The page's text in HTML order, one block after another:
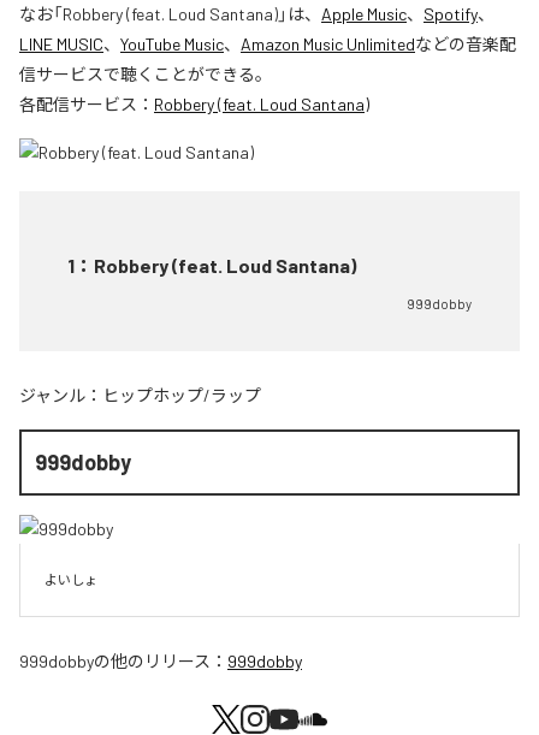
なお「Robbery (feat. Loud Santana)」は、 Apple Music、 Spotify、
LINE MUSIC、 YouTube Music、 Amazon Music Unlimitedなどの音楽配
信サービスで聴くことができる。
各配信サービス： Robbery (feat. Loud Santana)
1 ： Robbery (feat. Loud Santana)
999dobby
ジャンル： ヒップホップ/ラップ
999dobby
よいしょ
999dobbyの他のリリース： 999dobby